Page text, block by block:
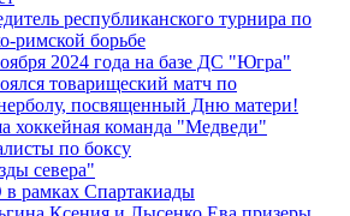
республиканского турнира по
римской борьбе
2024 года на базе ДС "Югра"
товарищеский матч по
посвященный Дню матери!
хоккейная команда "Медведи"
по боксу
севера"
рамках Спартакиады